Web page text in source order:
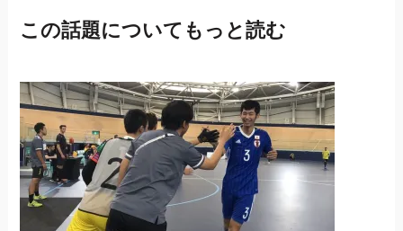
この話題についてもっと読む